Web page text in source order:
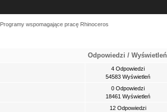
Programy wspomagające pracę Rhinoceros
Odpowiedzi /Wyświetleń
4 Odpowiedzi
54583 Wyświetleń
0 Odpowiedzi
18461 Wyświetleń
12 Odpowiedzi